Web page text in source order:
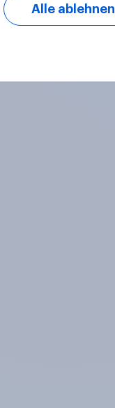
Alle ablehnen